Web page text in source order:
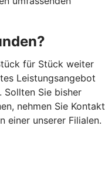
für Stück weiter
Leistungsangebot
Sollten Sie bisher
nehmen Sie Kontakt
einer unserer Filialen.